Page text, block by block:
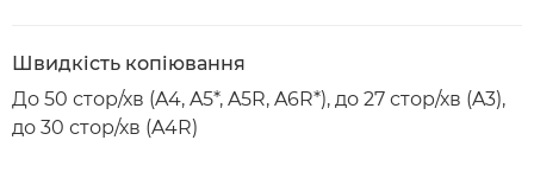
Швидкість копіювання
До 50 стор/хв (A4, A5*, A5R, A6R*), до 27 стор/хв (A3),
до 30 стор/хв (A4R)